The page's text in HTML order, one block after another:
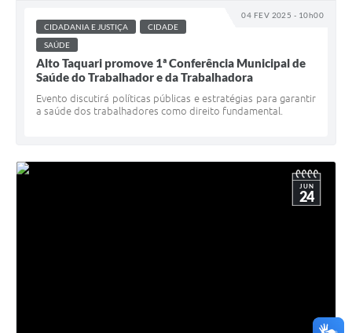
04 FEV 2025 - 10h00
CIDADANIA E JUSTIÇA
CIDADE
SAÚDE
Alto Taquari promove 1ª Conferência Municipal de
Saúde do Trabalhador e da Trabalhadora
Evento discutirá políticas públicas e estratégias para garantir
a saúde dos trabalhadores como direito fundamental.
JUN
24